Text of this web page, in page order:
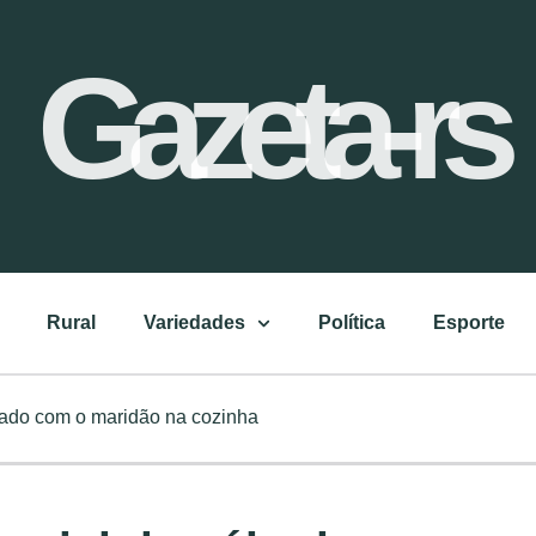
Gazeta-rs
Rural Variedades Política Esporte
com o maridão na cozinha